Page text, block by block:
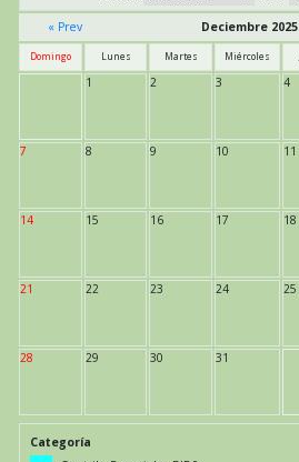
« Prev
Deciembre 2025
Domingo Lunes Martes Miércoles
1 2 3 4
7 8 9 10 11
14 15 16 17 18
21 22 23 24 25
28 29 30 31
Categoría